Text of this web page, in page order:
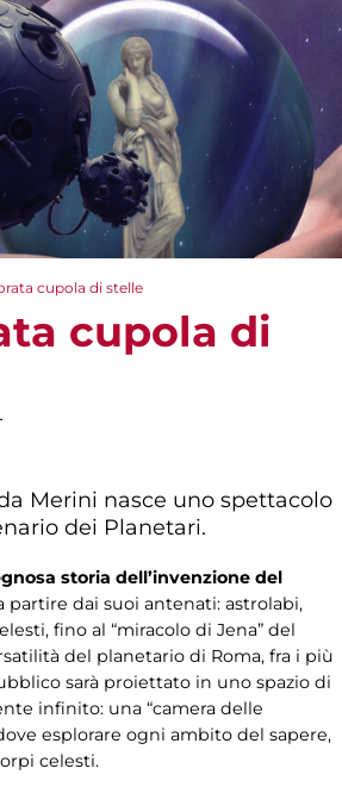
cupola di stelle
cupola di
Merini nasce uno spettacolo
dei Planetari.
storia dell’invenzione del
partire dai suoi antenati: astrolabi,
fino al “miracolo di Jena” del
del planetario di Roma, fra i più
sarà proiettato in uno spazio di
infinito: una “camera delle
esplorare ogni ambito del sapere,
celesti.